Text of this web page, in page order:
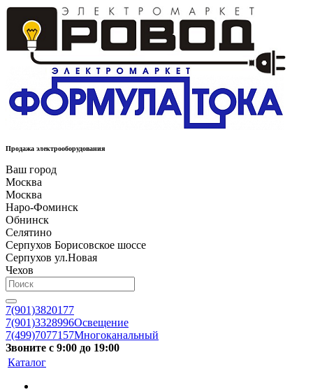
Продажа электрооборудования
Ваш город
Москва
Москва
Наро-Фоминск
Обнинск
Селятино
Серпухов Борисовское шоссе
Серпухов ул.Новая
Чехов
7(901)3820177
7(901)3328996Освещение
7(499)7077157Многоканальный
Звоните с 9:00 до 19:00
Каталог